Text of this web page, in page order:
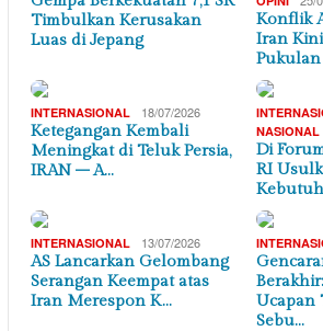
Timbulkan Kerusakan
Luas di Jepang
Konflik
Iran
Pukulan
INTERNASIONAL 18/07/2026
Ketegangan Kembali
Meningkat di Teluk Persia,
IRAN – A…
NASIONAL
Di
RI
INTERNASIONAL 13/07/2026
AS Lancarkan Gelombang
Serangan Keempat atas
Iran Merespon K…
Ucapan
Sebu…